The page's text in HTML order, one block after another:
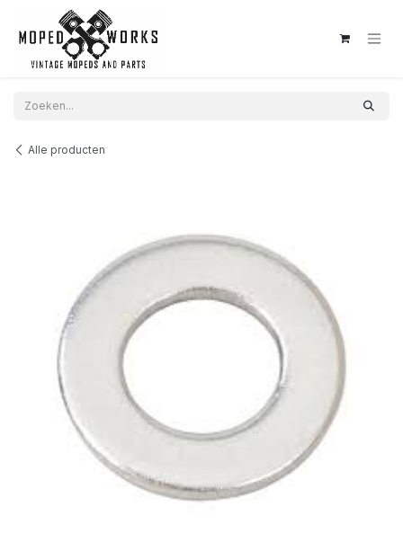
Overslaan naar inhoud
Alle producten